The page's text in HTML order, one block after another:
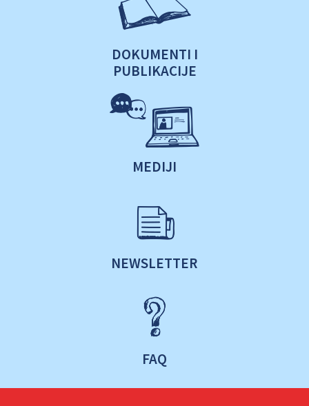
DOKUMENTI I
PUBLIKACIJE
MEDIJI
NEWSLETTER
FAQ